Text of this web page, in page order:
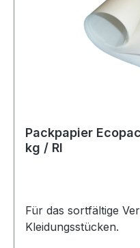
Packpapier
kg / Rl
Für das sortfältige
Kleidungsstücken.